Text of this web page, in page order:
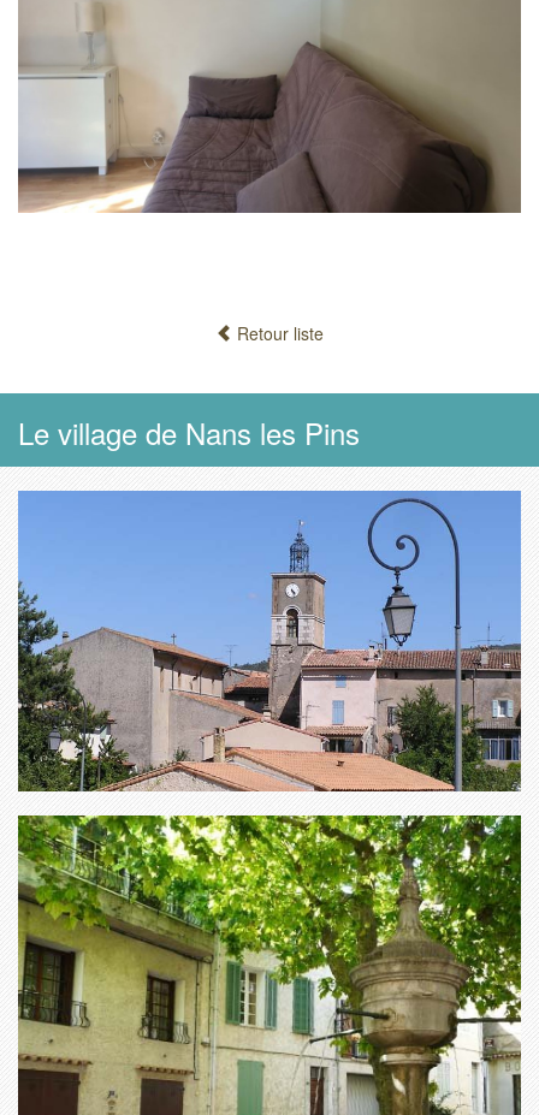
Retour liste
Le village de Nans les Pins